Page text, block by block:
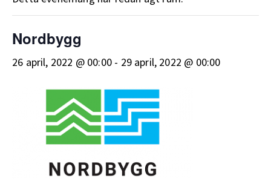
Nordbygg
26 april, 2022 @ 00:00- 29 april, 2022 @ 00:00